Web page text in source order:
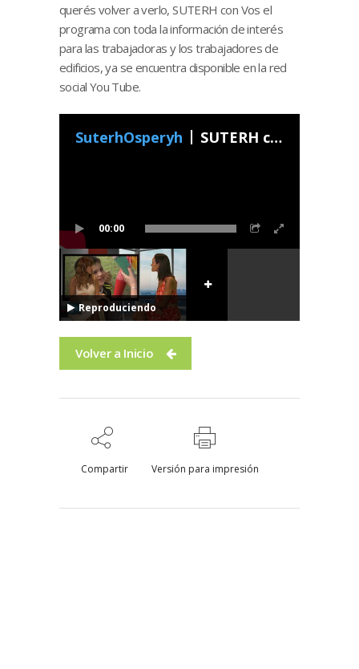
querés volver a verlo, SUTERH con Vos el
programa con toda la información de interés
para las trabajadoras y los trabajadores de
edificios, ya se encuentra disponible en la red
social You Tube.
00:00
SuterhOsperyh SUTERH con Vos - Programa 09 2020
Reproduciendo
Volver a Inicio
Compartir Versión para impresión